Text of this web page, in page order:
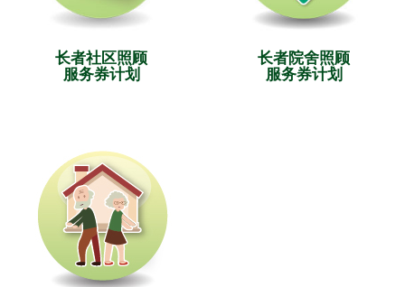
长者社区照顾
服务券计划
长者院舍照顾
服务券计划